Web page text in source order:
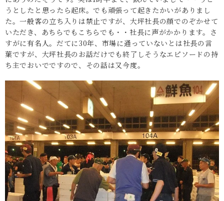
うとしたと思ったら起床。でも頑張って起きたかいがありまし
た。一般客の立ち入りは禁止ですが、大坪社長の顔でのぞかせて
いただき、あちらでもこちらでも・・社長に声がかかります。さ
すがに有名人。だてに30年、市場に通っていないとは社長の言
葉ですが、大坪社長のお話だけでも終了しそうなエピソードの持
ち主でおいでですので、その話は又今度。